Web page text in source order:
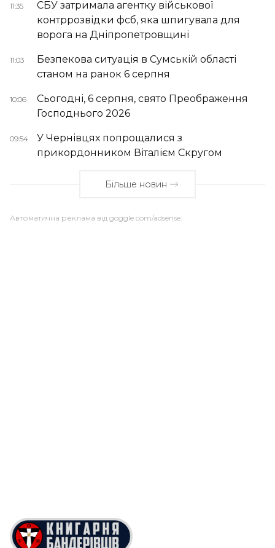
11:35
СБУ затримала агентку військової
контррозвідки фсб, яка шпигувала для
ворога на Дніпропетровщині
11:03
Безпекова ситуація в Сумській області
станом на ранок 6 серпня
10:06
Сьогодні, 6 серпня, свято Преображення
Господнього 2026
09:54
У Чернівцях попрощалися з
прикордонником Віталієм Скругом
Більше новин
Автоматична реклама від goggle.com/adsense: